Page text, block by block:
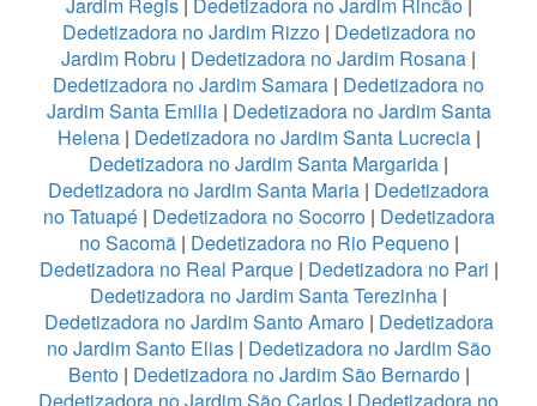
Dedetizadora no Jardim Rizzo| Dedetizadora no
Jardim Robru | Dedetizadora no Jardim Rosana |
Dedetizadora no Jardim Samara | Dedetizadora no
Jardim Santa Emilia| Dedetizadora no Jardim Santa
Helena| Dedetizadora no Jardim Santa Lucrecia|
Dedetizadora no Jardim Santa Margarida |
Dedetizadora no Jardim Santa Maria | Dedetizadora
no Tatuapé| Dedetizadora no Socorro| Dedetizadora
no Sacomã| Dedetizadora no Rio Pequeno|
Dedetizadora no Real Parque| Dedetizadora no Pari |
Dedetizadora no Jardim Santa Terezinha |
Dedetizadora no Jardim Santo Amaro| Dedetizadora
no Jardim Santo Elias| Dedetizadora no Jardim São
Bento| Dedetizadora no Jardim São Bernardo|
Dedetizadora no Jardim São Carlos | Dedetizadora no